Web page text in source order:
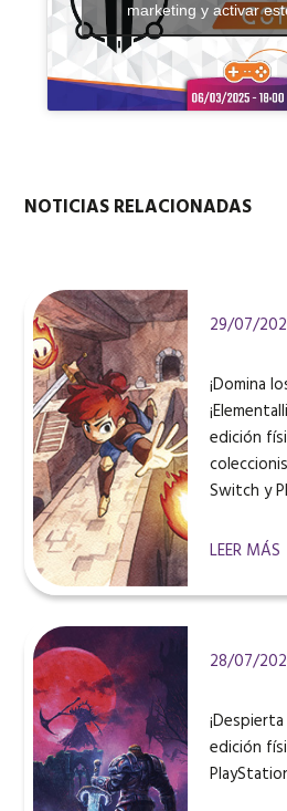
marketing y activar
NOTICIAS RELACIONADAS
29/07/
¡Domina
edición
Switch y
LEER MÁS
28/07/
edición